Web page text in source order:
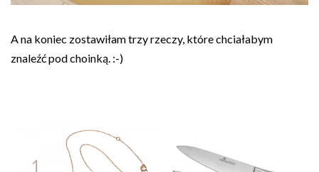
A na koniec zostawiłam trzy rzeczy, które chciałabym
znaleźć pod choinką. :-)